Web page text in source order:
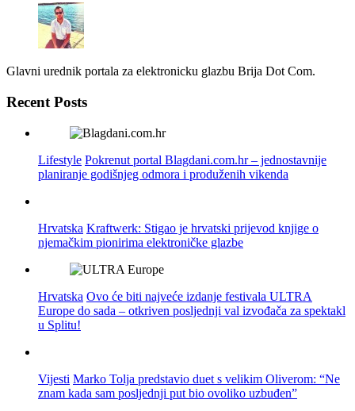
Glavni urednik portala za elektronicku glazbu Brija Dot Com.
Recent Posts
Lifestyle Pokrenut portal Blagdani.com.hr – jednostavnije
planiranje godišnjeg odmora i produženih vikenda
Hrvatska Kraftwerk: Stigao je hrvatski prijevod knjige o
njemačkim pionirima elektroničke glazbe
Hrvatska Ovo će biti najveće izdanje festivala ULTRA
Europe do sada – otkriven posljednji val izvođača za spektakl
u Splitu!
Vijesti Marko Tolja predstavio duet s velikim Oliverom: “Ne
znam kada sam posljednji put bio ovoliko uzbuđen”